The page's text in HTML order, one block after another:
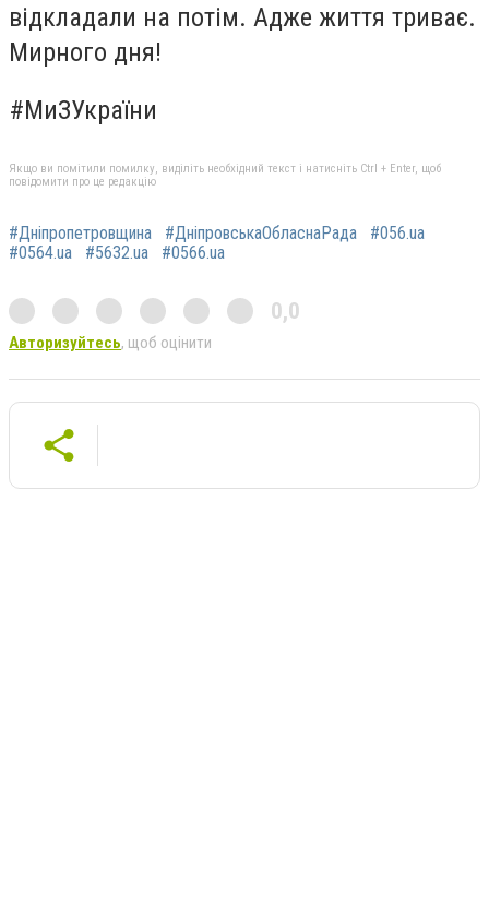
відкладали на потім. Адже життя триває.
Мирного дня!
#МиЗУкраїни
Якщо ви помітили помилку, виділіть необхідний текст і натисніть Ctrl + Enter, щоб
повідомити про це редакцію
#Дніпропетровщина #ДніпровськаОбласнаРада
#056.ua
#0564.ua
#5632.ua #0566.ua
0,0
Авторизуйтесь, щоб оцінити